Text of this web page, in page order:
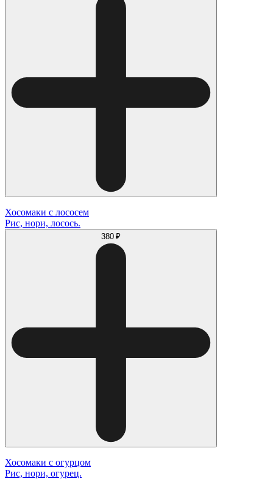
Хосомаки с лососем
Рис, нори, лосось.
380 ₽
Хосомаки с огурцом
Рис, нори, огурец.